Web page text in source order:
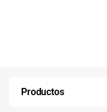
Productos